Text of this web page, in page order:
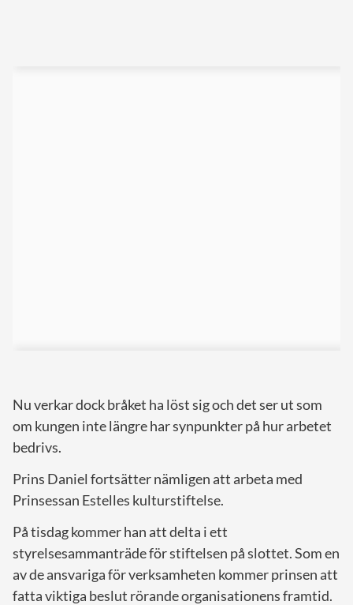
Nu verkar dock bråket ha löst sig och det ser ut som
om kungen inte längre har synpunkter på hur arbetet
bedrivs.
Prins Daniel fortsätter nämligen att arbeta med
Prinsessan Estelles kulturstiftelse.
På tisdag kommer han att delta i ett
styrelsesammanträde för stiftelsen på slottet. Som en
av de ansvariga för verksamheten kommer prinsen att
fatta viktiga beslut rörande organisationens framtid.